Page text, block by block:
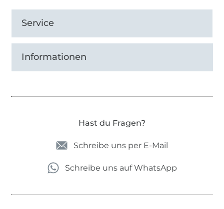
Service
Informationen
Hast du Fragen?
Schreibe uns per E-Mail
Schreibe uns auf WhatsApp